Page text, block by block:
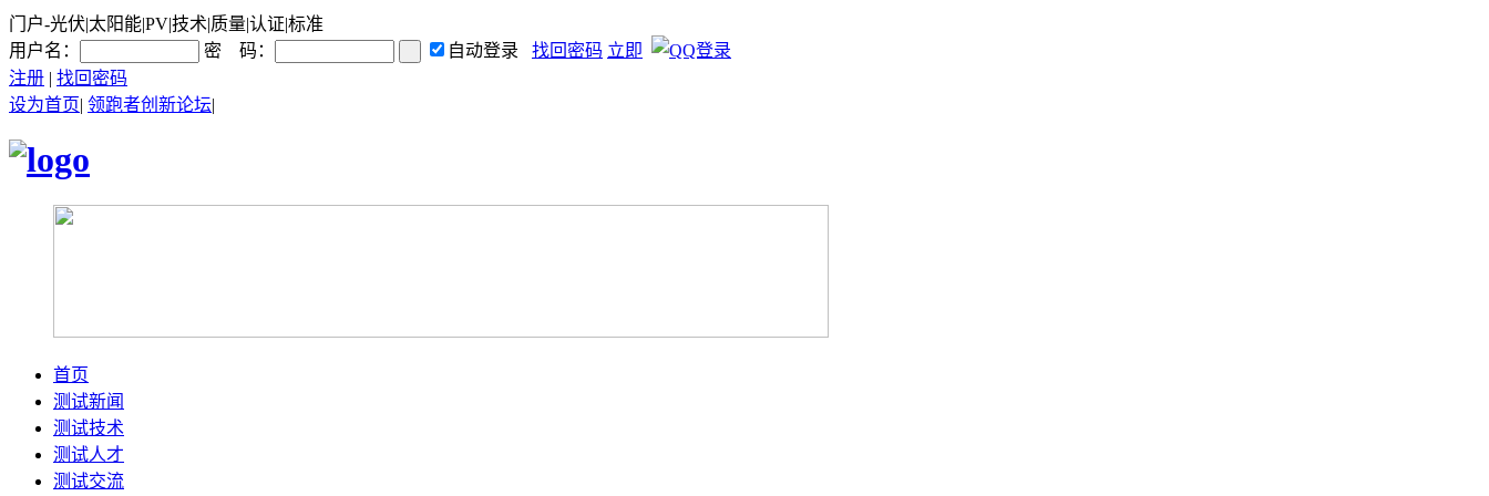
门户-光伏|太阳能|PV|技术|质量|认证|标准
用户名：
密 码： 自动登录 找回密码 立即
注册 | 找回密码
设为首页| 领跑者创新论坛|
首页
测试新闻
测试技术
测试人才
测试交流